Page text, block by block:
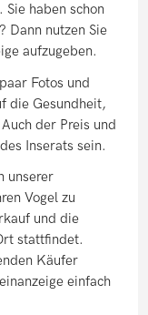
haben schon
Dann nutzen Sie
aufzugeben.
Fotos und
die Gesundheit,
der Preis und
Inserats sein.
unserer
Vogel zu
und die
stattfindet.
Käufer
einfach